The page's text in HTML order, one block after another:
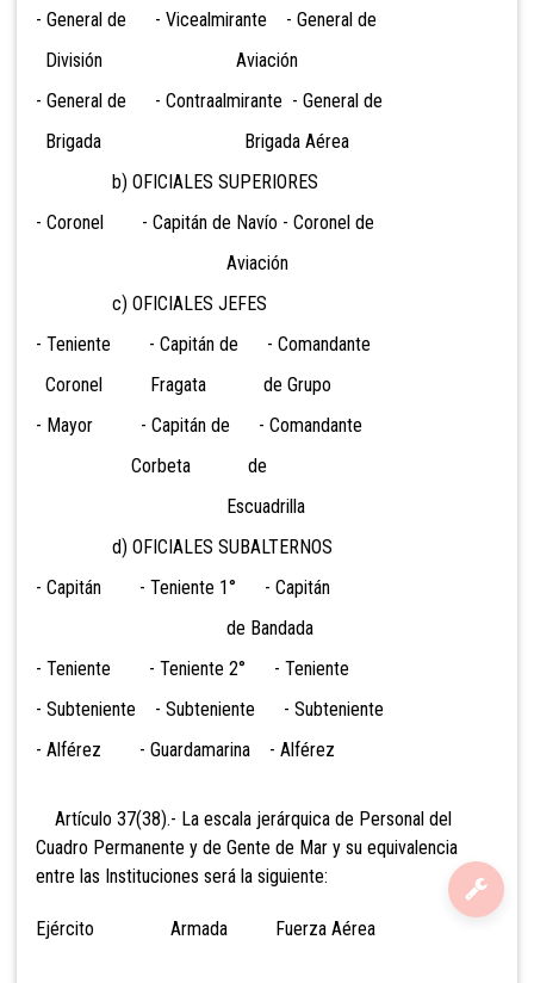
- General de - Vicealmirante - General de
División Aviación
- General de - Contraalmirante - General de
Brigada Brigada Aérea
b) OFICIALES SUPERIORES
- Coronel - Capitán de Navío - Coronel de
Aviación
c) OFICIALES JEFES
- Teniente - Capitán de - Comandante
Coronel Fragata de Grupo
- Mayor - Capitán de - Comandante
Corbeta de
Escuadrilla
d) OFICIALES SUBALTERNOS
- Capitán - Teniente 1° - Capitán
de Bandada
- Teniente - Teniente 2° - Teniente
- Subteniente - Subteniente - Subteniente
- Alférez - Guardamarina - Alférez
Artículo 37(38).- La escala jerárquica de Personal del
Cuadro Permanente y de Gente de Mar y su equivalencia
entre las Instituciones será la siguiente:
Ejército Armada Fuerza Aérea